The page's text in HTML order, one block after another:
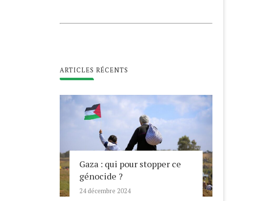
ARTICLES RÉCENTS
Gaza : qui pour stopper ce
génocide ?
24 décembre 2024